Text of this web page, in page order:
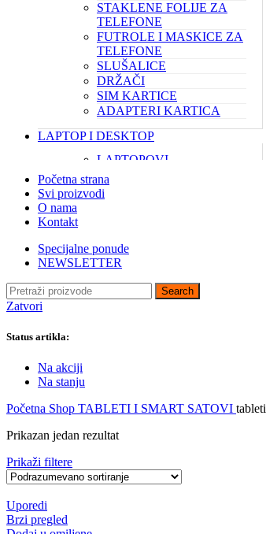
STAKLENE FOLIJE ZA
TELEFONE
FUTROLE I MASKICE ZA
TELEFONE
SLUŠALICE
DRŽAČI
SIM KARTICE
ADAPTERI KARTICA
LAPTOP I DESKTOP
LAPTOPOVI
KUĆNI RAČUNARI
TORBE I RANČEVI
LAPTOP
RAČUNARSKA PERIFERIJA
MONITORI
HABOVI – USB
RAZDELNICI
ŠTAMPAČI
ČITAČI BIOMETRISKIH
Početna strana
Svi proizvodi
O nama
Kontakt
Specijalne ponude
NEWSLETTER
Search
Zatvori
Status artikla:
Na akciji
Na stanju
Početna Shop TABLETI I SMART SATOVI tableti
Prikazan jedan rezultat
Prikaži filtere
Uporedi
Brzi pregled